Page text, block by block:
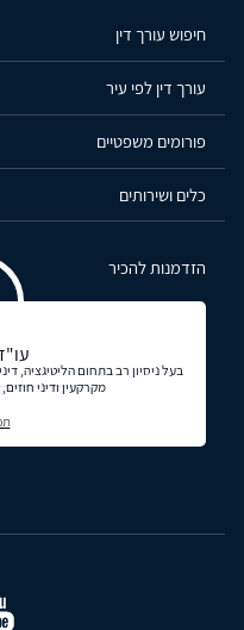
חיפוש עורך דין
עורך דין לפי עיר
פורומים משפטיים
כלים ושירותים
הזדמנות להכיר
בעל ניסיון רב בתחום הליטיגציה,
מקרקעין ודיני